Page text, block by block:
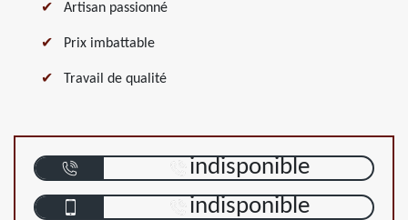
Artisan passionné
Prix imbattable
Travail de qualité
indisponible
indisponible